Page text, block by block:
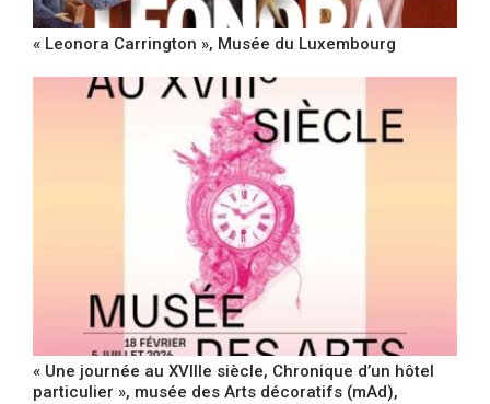
« Leonora Carrington », Musée du Luxembourg
« Une journée au XVIIIe siècle, Chronique d’un hôtel
particulier », musée des Arts décoratifs (mAd),